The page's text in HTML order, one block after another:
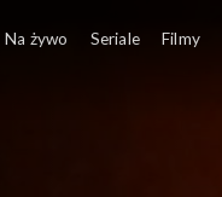
Na żywo Seriale Filmy